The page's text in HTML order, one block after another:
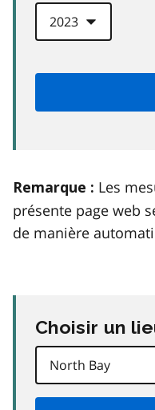
Remarque : Les
présente page web
de manière
Choisir un